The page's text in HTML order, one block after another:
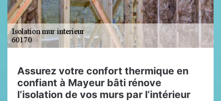
Assurez votre confort thermique en
confiant à Mayeur bâti rénove
l’isolation de vos murs par l’intérieur